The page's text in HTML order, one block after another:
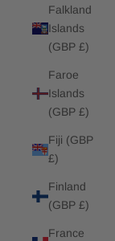
Falkland
Islands
(GBP £)
Faroe
Islands
(GBP £)
Fiji (GBP
£)
Finland
(GBP £)
France